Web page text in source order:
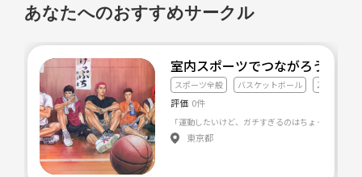
・レッスン
月2回 土日の10〜11:30
@千葉、渋谷周辺のダンススタジオ
海外や日本のPVを題材にして、振りを教えます！
※希望あればジャンルを決めてレッスンします
あなたへのおすすめサークル
室内スポーツでつながろう⛹️‍♂️
スポーツ全般 バスケットボール 20代友達づ
評価 0件
東京都